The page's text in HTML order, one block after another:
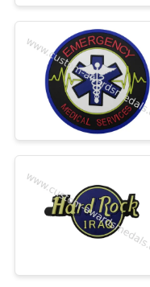
개인화
고리